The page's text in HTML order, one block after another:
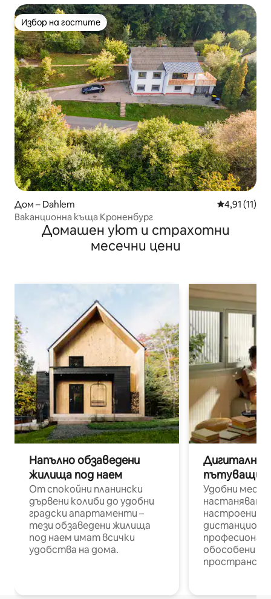
Избор на гостите
Избор на гостите
Дом – Dahlem Средна
4,91 (11)
Ваканционна къща Кроненбург
Домашен уют и страхотни
месечни цени
Напълно обзаведени
жилища под наем
От спокойни планински
дървени колиби до удобни
градски апартаменти –
тези обзаведени жилища
под наем имат всички
удобства на дома.
Дигитални
пътуващи
Удобни
настаняване
настроени и
обособени